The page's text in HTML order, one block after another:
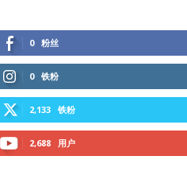
0 粉丝
0 铁粉
2,133 铁粉
2,688 用户